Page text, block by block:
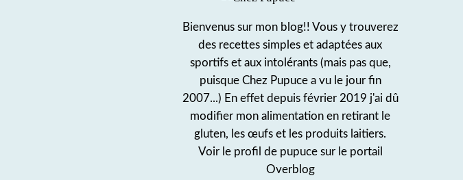
Bienvenus sur mon blog!! Vous y trouverez
des recettes simples et adaptées aux
sportifs et aux intolérants (mais pas que,
puisque Chez Pupuce a vu le jour fin
2007...) En effet depuis février 2019 j'ai dû
modifier mon alimentation en retirant le
gluten, les œufs et les produits laitiers.
Voir le profil de pupucesur le portail
Overblog